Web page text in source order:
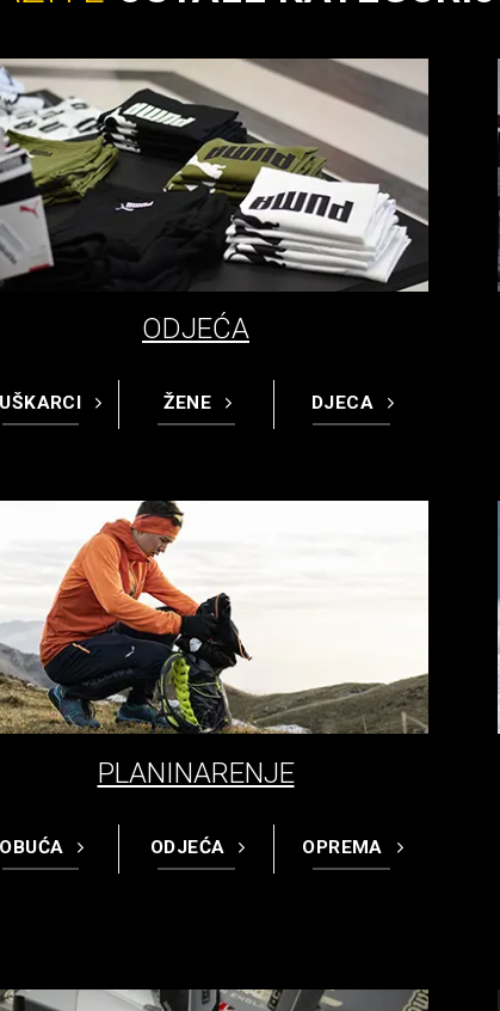
ODJEĆA
ŽENE DJECA
PLANINARENJE
OBUĆA ODJEĆA OPREMA